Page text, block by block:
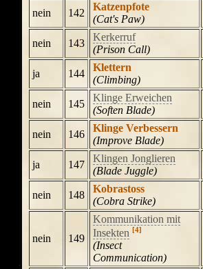
nein 142
Katzenpfote
(Cat's Paw)
nein 143
Kerkerruf
(Prison Call)
ja 144
Klettern
(Climbing)
nein 145
Klinge Erweichen
(Soften Blade)
nein 146
Klinge Verbessern
(Improve Blade)
ja 147
Klingen Jonglieren
(Blade Juggle)
nein 148
Kobrastoss
(Cobra Strike)
nein 149
Kommunikation mit
Insekten [4]
(Insect
Communication)